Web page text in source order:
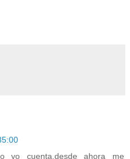
yo cuenta,desde ahora me